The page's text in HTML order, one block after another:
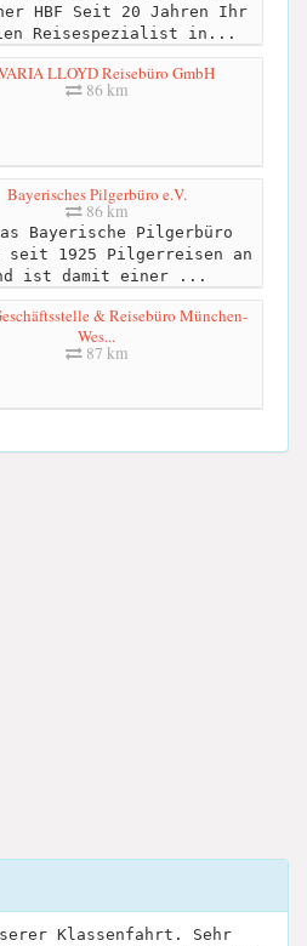
HBF Seit 20 Jahren Ihr
Reisespezialist in...
LLOYD Reisebüro GmbH
86 km
Bayerisches Pilgerbüro e.V.
86 km
Bayerische Pilgerbüro
seit 1925 Pilgerreisen an
ist damit einer ...
& Reisebüro München-
Wes...
87 km
Klassenfahrt. Sehr